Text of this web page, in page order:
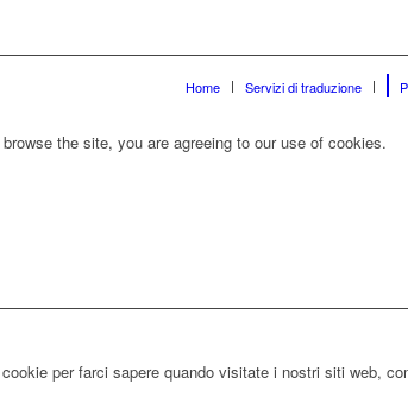
Home Servizi di traduzione
the site, you are agreeing to our use of cookies.
per farci sapere quando visitate i nostri siti web,